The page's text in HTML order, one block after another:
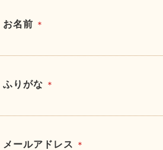
お名前 ＊
ふりがな ＊
メールアドレス ＊